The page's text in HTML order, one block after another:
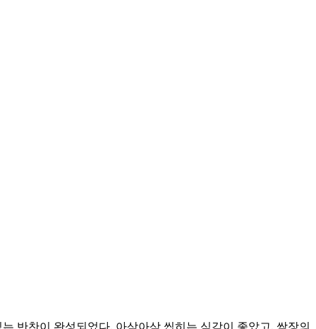
반찬이 완성되었다. 아삭아삭 씹히는 식감이 좋았고, 쌈장의